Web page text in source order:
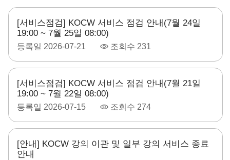
[서비스점검] KOCW 서비스 점검 안내(7월 24일
19:00 ~ 7월 25일 08:00)
등록일 2026-07-21 조회수 231
[서비스점검] KOCW 서비스 점검 안내(7월 21일
19:00 ~ 7월 22일 08:00)
등록일 2026-07-15 조회수 274
[안내] KOCW 강의 이관 및 일부 강의 서비스 종료
안내